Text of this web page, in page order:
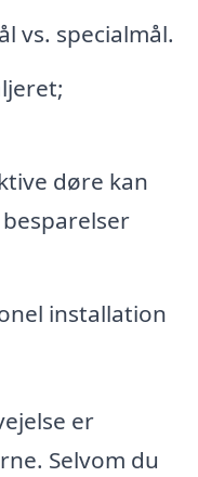
vs. specialmål.
døre kan
installation
er
Selvom du